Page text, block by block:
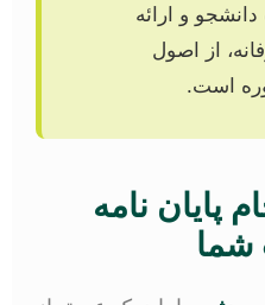
و ارائه
از اصول
است.
پایان نامه
شما